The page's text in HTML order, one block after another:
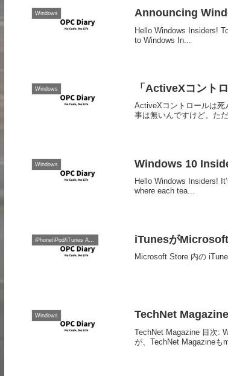
Windows Announcing
Hello Windows Insiders!
to Windows In...
Windows 「ActiveXコント
ActiveXコントロールは死
事は無いんですけど。た
Windows Windows 10
Hello Windows Insiders!
where each tea...
iPhone/iPod/iTunes Apple iTunesが
Microsoft Store 内の
Windows TechNet
TechNet Magazine 目次:
が、TechNet Magazineも